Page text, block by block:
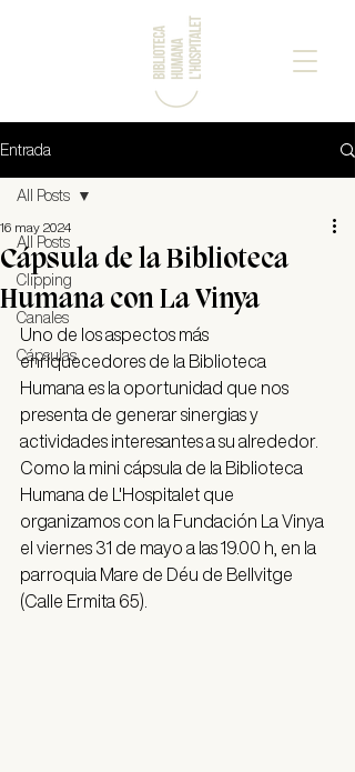
Entrada
All Posts
Clipping
Canales
Cápsulas
All Posts
Cápsula de la Biblioteca
Humana con La Vinya
16 may 2024
Uno de los aspectos más
enriquecedores de la Biblioteca
Humana es la oportunidad que nos
presenta de generar sinergias y
actividades interesantes a su alrededor.
Como la mini cápsula de la Biblioteca
Humana de L'Hospitalet que
organizamos con la Fundación La Vinya
el viernes 31 de mayo a las 19.00 h, en la
parroquia Mare de Déu de Bellvitge
(Calle Ermita 65).